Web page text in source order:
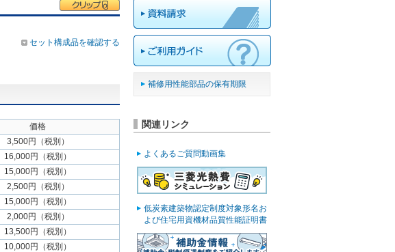
セット構成品を確認する
価格
3,500円（税別）
16,000円（税別）
15,000円（税別）
2,500円（税別）
15,000円（税別）
2,000円（税別）
13,500円（税別）
10,000円（税別）
補修用性能部品の保有期限
関連リンク
よくあるご質問動画集
低炭素建築物認定制度対象形名お
よび住宅用資機材品質性能証明書